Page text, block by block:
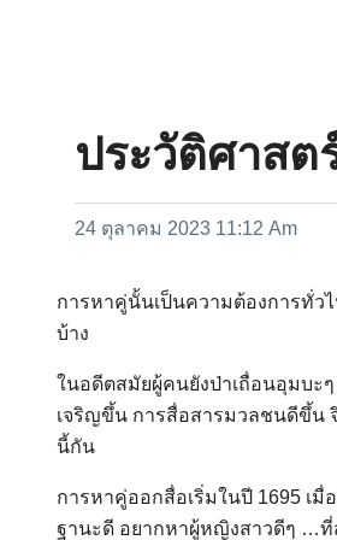
ประวัติศาสต
24 ตุลาคม 2023 11:12 Am
การหาคู่นั้นเป็นความต้องการทั่ว
บ้าง
ในอดีตสมัยผู้คนยังป่าเถื่อนอุมบะ
เจริญขึ้น การสื่อสารมวลชนดีขึ้น
นี้กัน
การหาคู่ออกสื่อเริ่มในปี 1695 เ
ฐานะดี อยากหาผู้หญิงสาวดีๆ …